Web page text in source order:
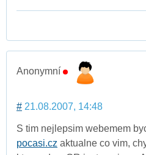
Anonymní
# 21.08.2007, 14:48
S tim nejlepsim webemem
pocasi.cz aktualne co vim,